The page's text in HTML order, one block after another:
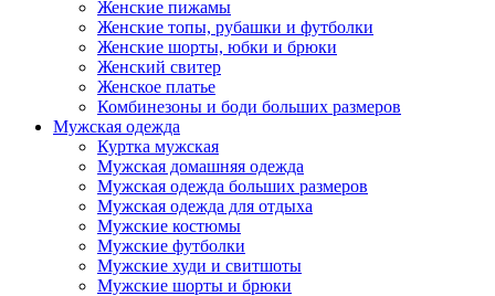
Женские пижамы
Женские топы, рубашки и футболки
Женские шорты, юбки и брюки
Женский свитер
Женское платье
Комбинезоны и боди больших размеров
Мужская одежда
Куртка мужская
Мужская домашняя одежда
Мужская одежда больших размеров
Мужская одежда для отдыха
Мужские костюмы
Мужские футболки
Мужские худи и свитшоты
Мужские шорты и брюки